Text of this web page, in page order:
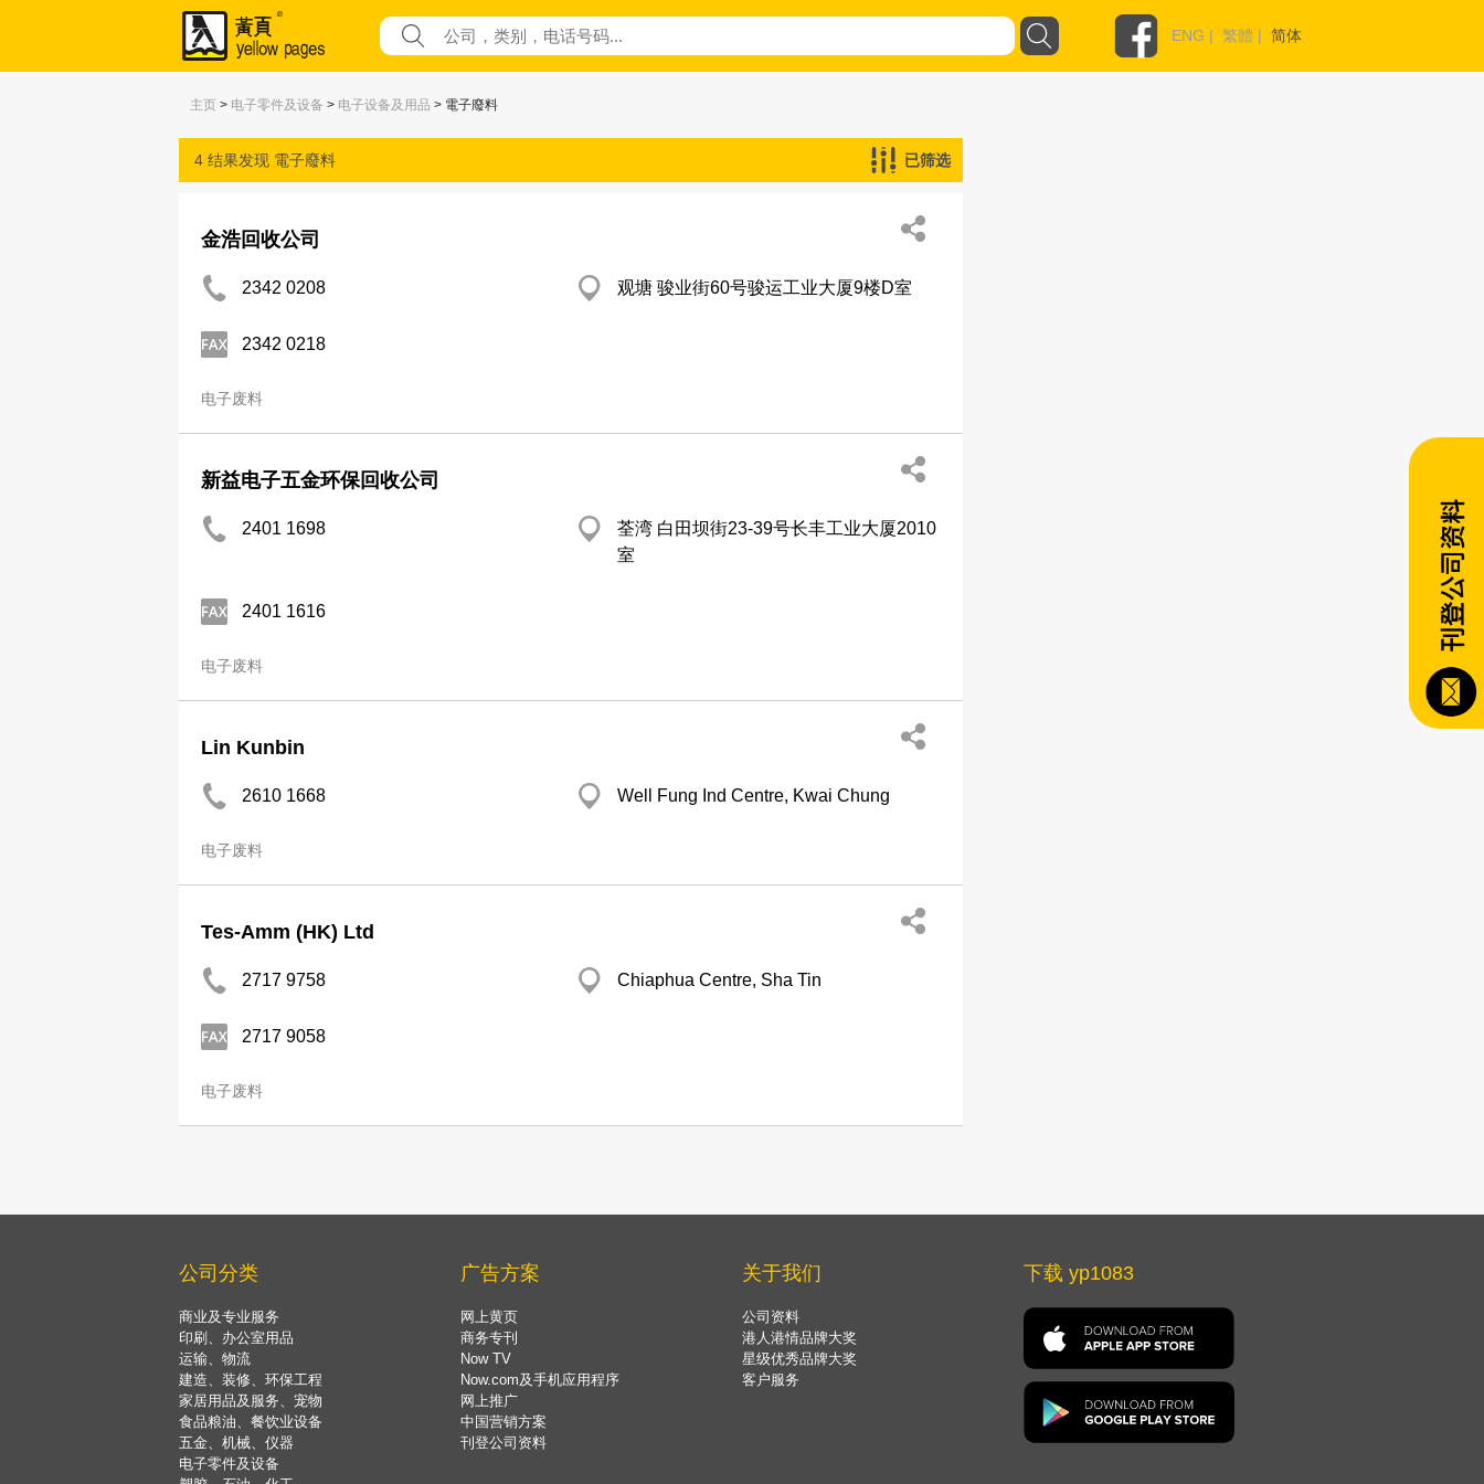
ENG | 繁體 | 简体
主页 > 电子零件及设备 > 电子设备及用品 > 電子廢料
4 结果发现 電子廢料 已筛选
金浩回收公司
2342 0208 观塘 骏业街60号骏运工业大厦9楼D室
2342 0218
电子废料
新益电子五金环保回收公司
2401 1698
荃湾 白田坝街23-39号长丰工业大厦2010
室
2401 1616
电子废料
Lin Kunbin
2610 1668 Well Fung Ind Centre, Kwai Chung
电子废料
Tes-Amm (HK) Ltd
2717 9758 Chiaphua Centre, Sha Tin
2717 9058
电子废料
公司分类
商业及专业服务
印刷、办公室用品
运输、物流
建造、装修、环保工程
家居用品及服务、宠物
食品粮油、餐饮业设备
五金、机械、仪器
电子零件及设备
广告方案
网上黄页
商务专刊
Now TV
Now.com及手机应用程序
网上推广
中国营销方案
刊登公司资料
关于我们
公司资料
港人港情品牌大奖
星级优秀品牌大奖
客户服务
下载 yp1083